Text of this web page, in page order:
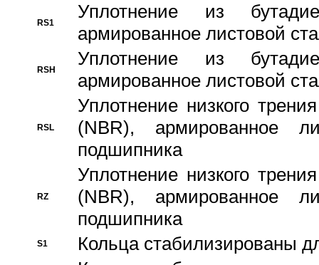
RS1
Уплотнение из
армированное листовой
RSH
Уплотнение из
армированное листовой
RSL
Уплотнение низкого
(NBR), армированное
подшипника
RZ
Уплотнение низкого
(NBR), армированное
подшипника
S1 Кольца стабилизированы